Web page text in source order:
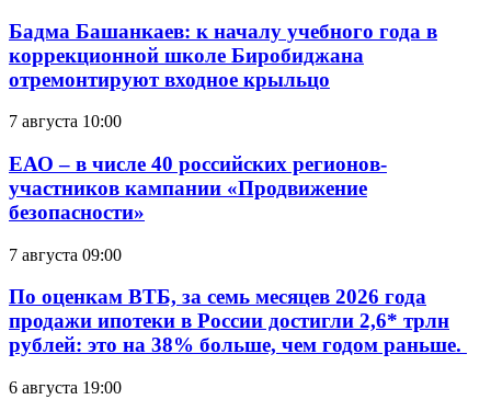
Бадма Башанкаев: к началу учебного года в
коррекционной школе Биробиджана
отремонтируют входное крыльцо
7 августа 10:00
ЕАО – в числе 40 российских регионов-
участников кампании «Продвижение
безопасности»
7 августа 09:00
По оценкам ВТБ, за семь месяцев 2026 года
продажи ипотеки в России достигли 2,6* трлн
рублей: это на 38% больше, чем годом раньше.
6 августа 19:00